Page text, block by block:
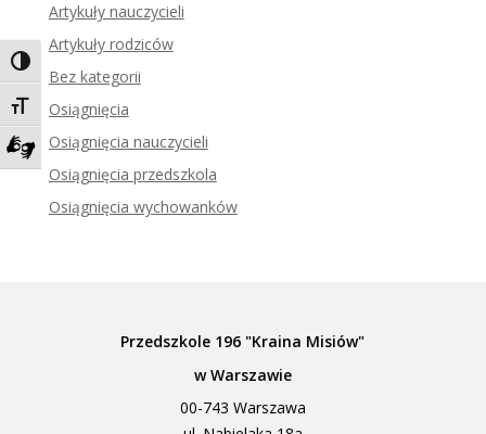
Toggle High Contrast
Toggle Font size
Zadzwoń do tłumacza języka migowego
Artykuły nauczycieli
Artykuły rodziców
Bez kategorii
Osiągnięcia
Osiągnięcia nauczycieli
Osiągnięcia przedszkola
Osiągnięcia wychowanków
Przedszkole 196 "Kraina Misiów"
w Warszawie
00-743 Warszawa